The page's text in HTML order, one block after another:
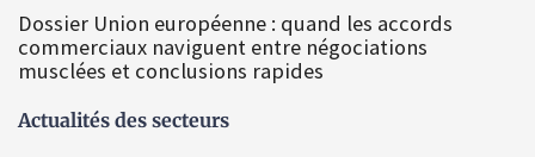
Dossier Union européenne : quand les accords
commerciaux naviguent entre négociations
musclées et conclusions rapides
Actualités des secteurs